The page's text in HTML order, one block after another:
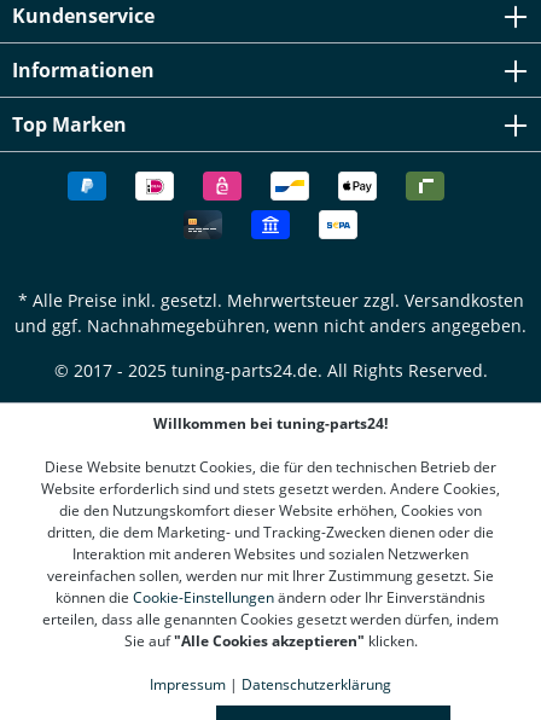
Kundenservice
Informationen
Top Marken
* Alle Preise inkl. gesetzl. Mehrwertsteuer zzgl. Versandkosten
und ggf. Nachnahmegebühren, wenn nicht anders angegeben.
© 2017 - 2025 tuning-parts24.de. All Rights Reserved.
Willkommen bei tuning-parts24!
Diese Website benutzt Cookies, die für den technischen Betrieb der
Website erforderlich sind und stets gesetzt werden. Andere Cookies,
die den Nutzungskomfort dieser Website erhöhen, Cookies von
dritten, die dem Marketing- und Tracking-Zwecken dienen oder die
Interaktion mit anderen Websites und sozialen Netzwerken
vereinfachen sollen, werden nur mit Ihrer Zustimmung gesetzt. Sie
können die Cookie-Einstellungenändern oder Ihr Einverständnis
erteilen, dass alle genannten Cookies gesetzt werden dürfen, indem
Sie auf"Alle Cookies akzeptieren" klicken.
Impressum | Datenschutzerklärung
(4.78 / 5)